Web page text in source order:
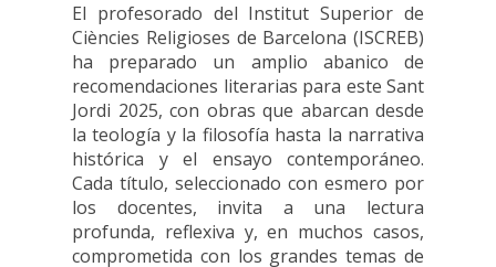
El profesorado del Institut Superior de
Ciències Religioses de Barcelona (ISCREB)
ha preparado un amplio abanico de
recomendaciones literarias para este Sant
Jordi 2025, con obras que abarcan desde
la teología y la filosofía hasta la narrativa
histórica y el ensayo contemporáneo.
Cada título, seleccionado con esmero por
los docentes, invita a una lectura
profunda, reflexiva y, en muchos casos,
comprometida con los grandes temas de